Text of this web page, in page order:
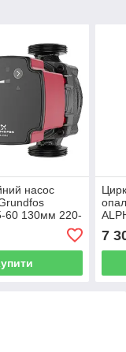
насос
60 130мм 220-
7